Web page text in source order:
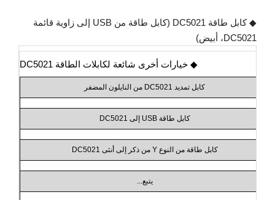
◆ كابل طاقة DC5021 (كابل طاقة من USB إلى زاوية قائمة
DC5021، أبيض)
◆ خيارات أخرى شائعة لكابلات الطاقة DC5021
كابل تمديد DC5021 من النايلون المضفر
كابل طاقة USB إلى DC5021
كابل طاقة من النوع Y من ذكر إلى أنثى DC5021
يتبع...